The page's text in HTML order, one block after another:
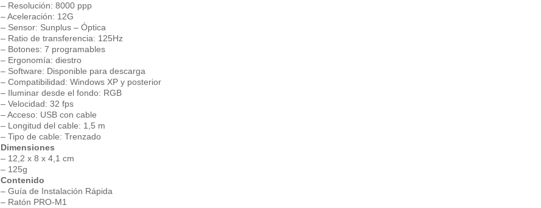
– Resolución: 8000 ppp
– Aceleración: 12G
– Sensor: Sunplus – Óptica
– Ratio de transferencia: 125Hz
– Botones: 7 programables
– Ergonomía: diestro
– Software: Disponible para descarga
– Compatibilidad: Windows XP y posterior
– Iluminar desde el fondo: RGB
– Velocidad: 32 fps
– Acceso: USB con cable
– Longitud del cable: 1,5 m
– Tipo de cable: Trenzado
Dimensiones
– 12,2 x 8 x 4,1 cm
– 125g
Contenido
– Guía de Instalación Rápida
– Ratón PRO-M1